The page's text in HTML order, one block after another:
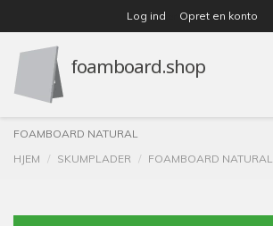
Log ind Opret en konto
FOAMBOARD NATURAL
HJEM
SKUMPLADER FOAMBOARD NATURAL